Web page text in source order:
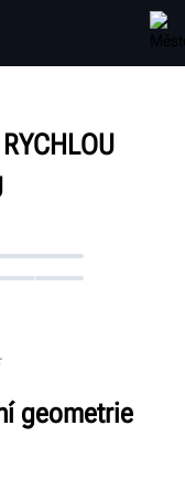
O SPOLEČNOSTI
geometrie